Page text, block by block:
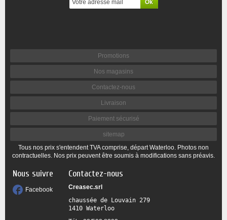
Promotions
Nos magasins
Contactez-nous
Livraison
Paiement sécurisé
sitemap
Tous nos prix s'entendent TVA comprise, départ Waterloo. Photos non
contractuelles. Nos prix peuvent être soumis à modifications sans préavis.
Nous suivre
Facebook
Contactez-nous
Creasec.srl
chaussée de Louvain 279
1410 Waterloo